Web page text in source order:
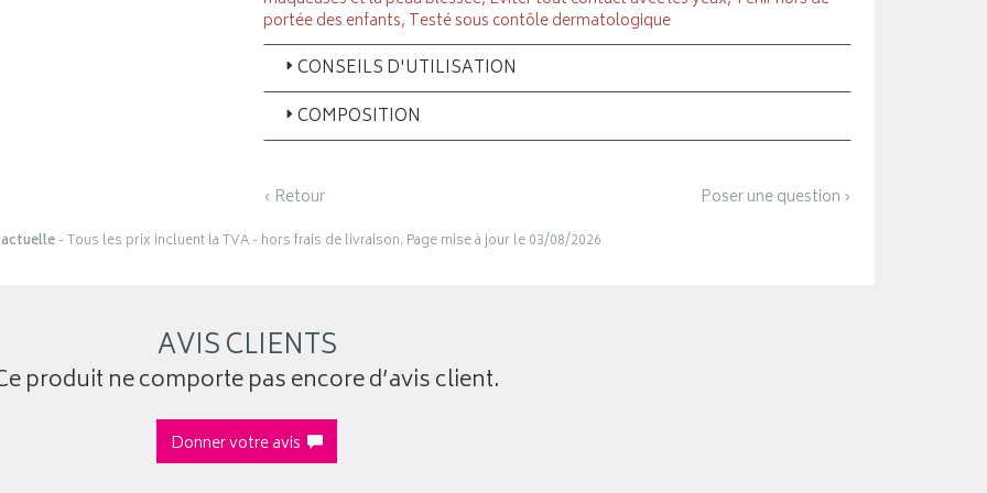
portée des enfants, Testé sous contôle dermatologique
CONSEILS D'UTILISATION
COMPOSITION
‹ Retour Poser une question ›
- Tous les prix incluent la TVA - hors frais de livraison. Page mise à jour le 03/08/2026
AVIS CLIENTS
produit ne comporte pas encore d’avis client.
Donner votre avis